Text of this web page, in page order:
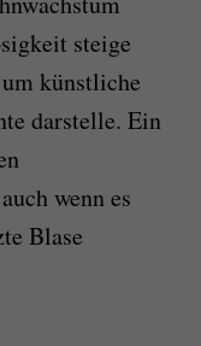
steige
künstliche
darstelle. Ein
wenn es
Blase